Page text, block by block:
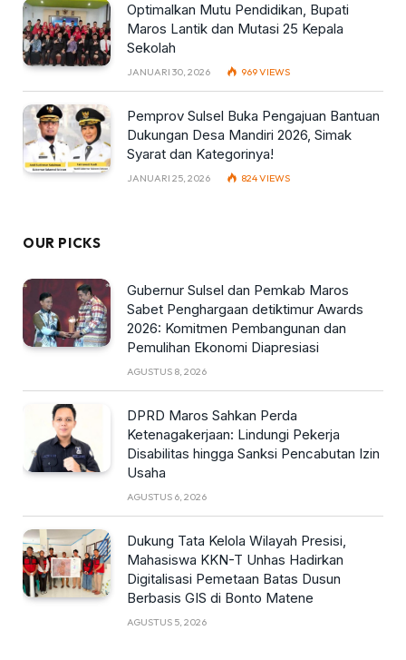
Optimalkan Mutu Pendidikan, Bupati
Maros Lantik dan Mutasi 25 Kepala
Sekolah
JANUARI 30, 2026 969VIEWS
Pemprov Sulsel Buka Pengajuan Bantuan
Dukungan Desa Mandiri 2026, Simak
Syarat dan Kategorinya!
JANUARI 25, 2026 824VIEWS
OUR PICKS
Gubernur Sulsel dan Pemkab Maros
Sabet Penghargaan detiktimur Awards
2026: Komitmen Pembangunan dan
Pemulihan Ekonomi Diapresiasi
AGUSTUS 8, 2026
DPRD Maros Sahkan Perda
Ketenagakerjaan: Lindungi Pekerja
Disabilitas hingga Sanksi Pencabutan Izin
Usaha
AGUSTUS 6, 2026
Dukung Tata Kelola Wilayah Presisi,
Mahasiswa KKN-T Unhas Hadirkan
Digitalisasi Pemetaan Batas Dusun
Berbasis GIS di Bonto Matene
AGUSTUS 5, 2026